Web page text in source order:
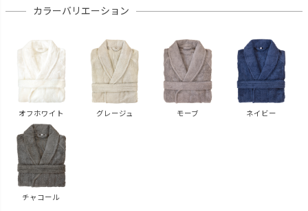
カラーバリエーション
オフホワイト グレージュ モーブ ネイビー
チャコール